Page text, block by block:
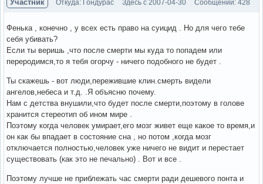
Участник Откуда: Гондурас Здесь с 2007-04-30 Сообщений: 428
Фенька , конечно , у всех есть право на суицид . Но для чего тебе
себя убивать?
Если ты веришь ,что после смерти мы куда то попадем или
переродимся,то я тебя огорчу - ничего подобного не будет .
Ты скажешь - вот люди,пережившие клин.смерть видели
ангелов,небеса и т.д. .Я объясню почему.
Нам с детства внушили,что будет после смерти,поэтому в голове
хранится стереотип об ином мире .
Поэтому когда человек умирает,его мозг живет еще какое то время,и
он как бы впадает в состояние сна , но потом ,когда мозг
отключается полностью,человек уже ничего не видит и перестает
существовать (как это не печально) . Вот и все .
Поэтому лучше не приблежать час смерти ради дешевого понта и